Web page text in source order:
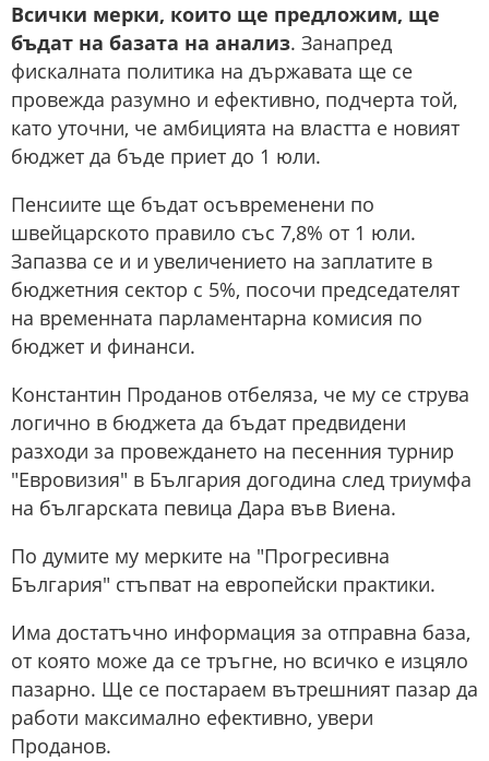
Всички мерки, които ще предложим, ще
бъдат на базата на анализ. Занапред
фискалната политика на държавата ще се
провежда разумно и ефективно, подчерта той,
като уточни, че амбицията на властта е новият
бюджет да бъде приет до 1 юли.
Пенсиите ще бъдат осъвременени по
швейцарското правило със 7,8% от 1 юли.
Запазва се и и увеличението на заплатите в
бюджетния сектор с 5%, посочи председателят
на временната парламентарна комисия по
бюджет и финанси.
Константин Проданов отбеляза, че му се струва
логично в бюджета да бъдат предвидени
разходи за провеждането на песенния турнир
"Евровизия" в България догодина след триумфа
на българската певица Дара във Виена.
По думите му мерките на "Прогресивна
България" стъпват на европейски практики.
Има достатъчно информация за отправна база,
от която може да се тръгне, но всичко е изцяло
пазарно. Ще се постараем вътрешният пазар да
работи максимално ефективно, увери
Проданов.